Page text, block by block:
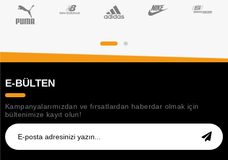
E-BÜLTEN
Kampanyalarımızdan ve fırsatlardan haberdar olmak için
bültenimize kayıt olun!